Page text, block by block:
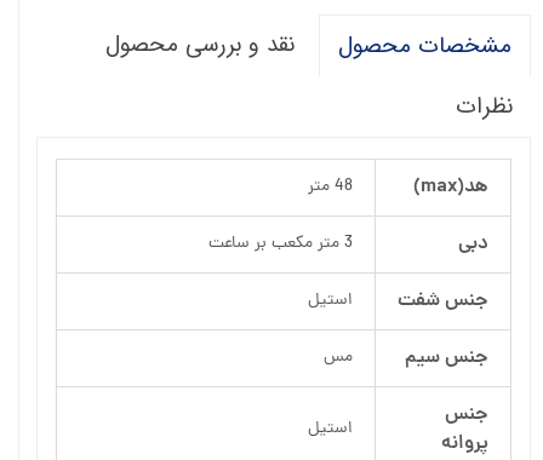
مشخصات محصول
نقد و بررسی محصول
نظرات
هد(max) 48 متر
دبی 3 متر مکعب بر ساعت
جنس شفت استیل
جنس سیم مس
جنس
پروانه
استیل